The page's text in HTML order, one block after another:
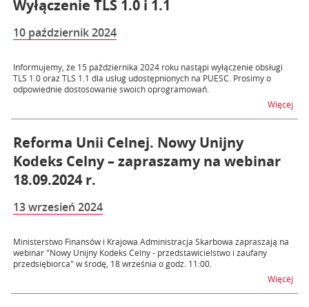
Wyłączenie TLS 1.0 i 1.1
10 październik 2024
Informujemy, że 15 października 2024 roku nastąpi wyłączenie obsługi
TLS 1.0 oraz TLS 1.1 dla usług udostępnionych na PUESC. Prosimy o
odpowiednie dostosowanie swoich oprogramowań.
Więcej
Reforma Unii Celnej. Nowy Unijny
Kodeks Celny – zapraszamy na webinar
18.09.2024 r.
13 wrzesień 2024
Ministerstwo Finansów i Krajowa Administracja Skarbowa zapraszają na
webinar "Nowy Unijny Kodeks Celny - przedstawicielstwo i zaufany
przedsiębiorca" w środę, 18 września o godz. 11:00.
Więcej